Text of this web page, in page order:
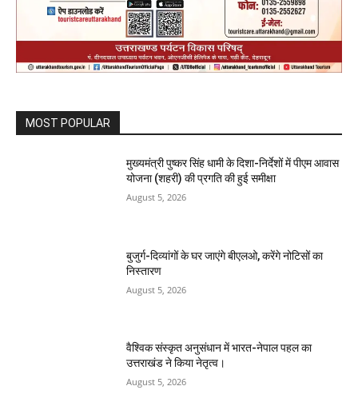
MOST POPULAR
मुख्यमंत्री पुष्कर सिंह धामी के दिशा-निर्देशों में पीएम आवास
योजना (शहरी) की प्रगति की हुई समीक्षा
August 5, 2026
बुजुर्ग-दिव्यांगों के घर जाएंगे बीएलओ, करेंगे नोटिसों का
निस्तारण
August 5, 2026
वैश्विक संस्कृत अनुसंधान में भारत-नेपाल पहल का
उत्तराखंड ने किया नेतृत्व।
August 5, 2026